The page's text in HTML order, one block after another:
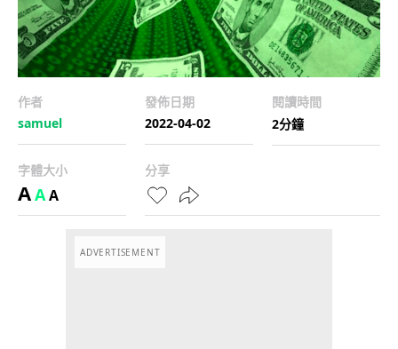
作者
samuel
發佈日期
2022-04-02
閱讀時間
2分鐘
字體大小
AAA
分享
ADVERTISEMENT